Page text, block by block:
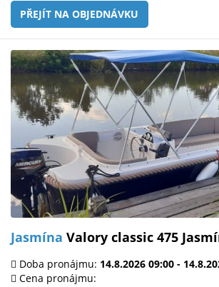
PŘEJÍT NA OBJEDNÁVKU
Jasmína Valory classic 475
Doba pronájmu: 14.8.2026 09:00 -
Cena pronájmu: